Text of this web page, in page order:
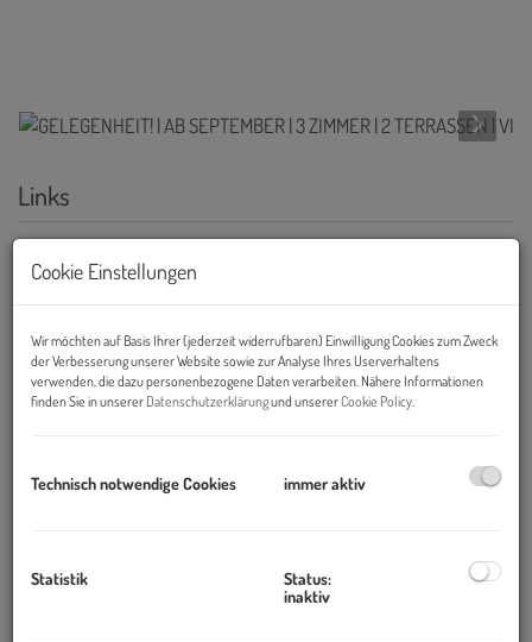
Links
Cookie Einstellungen
Wir möchten auf Basis Ihrer (jederzeit widerrufbaren) Einwilligung Cookies zum Zweck
der Verbesserung unserer Website sowie zur Analyse Ihres Userverhaltens
verwenden, die dazu personenbezogene Daten verarbeiten. Nähere Informationen
finden Sie in unserer Datenschutzerklärungund unsererCookie Policy.
Technisch notwendige Cookies immer aktiv
Statistik
Status:
inaktiv